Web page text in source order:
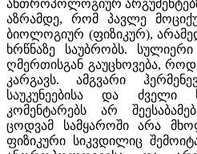
ანთროპოლოგიურ
აზრამდე, რომ პავლე
ბიოლოგიურ (ფიზიკურ),
ხრწნაზე საუბრობს.
ღმერთისგან გაუცხოვება,
კარგავს. ამგვარი
საუკუნეებისა და ძველი
კომენტარებს არ
ცოდვამ სამყაროში არა
ფიზიკური სიკვდილიც